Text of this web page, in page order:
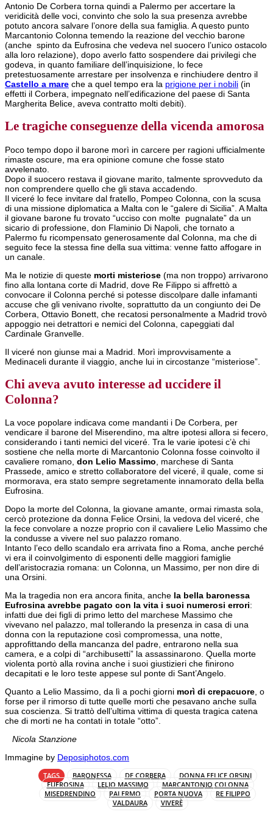
Antonio De Corbera torna quindi a Palermo per accertare la
veridicità delle voci, convinto che solo la sua presenza avrebbe
potuto ancora salvare l’onore della sua famiglia. A questo punto
Marcantonio Colonna temendo la reazione del vecchio barone
(anche spinto da Eufrosina che vedeva nel suocero l’unico ostacolo
alla loro relazione), dopo averlo fatto sospendere dai privilegi che
godeva, in quanto familiare dell’inquisizione, lo fece
pretestuosamente arrestare per insolvenza e rinchiudere dentro il
Castello a mare che a quel tempo era la prigione per i nobili (in
effetti il Corbera, impegnato nell’edificazione del paese di Santa
Margherita Belice, aveva contratto molti debiti).
Le tragiche conseguenze della vicenda amorosa
Poco tempo dopo il barone morì in carcere per ragioni ufficialmente
rimaste oscure, ma era opinione comune che fosse stato
avvelenato.
Dopo il suocero restava il giovane marito, talmente sprovveduto da
non comprendere quello che gli stava accadendo.
Il viceré lo fece invitare dal fratello, Pompeo Colonna, con la scusa
di una missione diplomatica a Malta con le “galere di Sicilia”. A Malta
il giovane barone fu trovato “ucciso con molte pugnalate” da un
sicario di professione, don Flaminio Di Napoli, che tornato a
Palermo fu ricompensato generosamente dal Colonna, ma che di
seguito fece la stessa fine della sua vittima: venne fatto affogare in
un canale.
Ma le notizie di queste morti misteriose (ma non troppo) arrivarono
fino alla lontana corte di Madrid, dove Re Filippo si affrettò a
convocare il Colonna perché si potesse discolpare dalle infamanti
accuse che gli venivano rivolte, soprattutto da un congiunto dei De
Corbera, Ottavio Bonett, che recatosi personalmente a Madrid trovò
appoggio nei detrattori e nemici del Colonna, capeggiati dal
Cardinale Granvelle.
Il viceré non giunse mai a Madrid. Morì improvvisamente a
Medinaceli durante il viaggio, anche lui in circostanze “misteriose”.
Chi aveva avuto interesse ad uccidere il
Colonna?
La voce popolare indicava come mandanti i De Corbera, per
vendicare il barone del Miserendino, ma altre ipotesi allora si fecero,
considerando i tanti nemici del viceré. Tra le varie ipotesi c’è chi
sostiene che nella morte di Marcantonio Colonna fosse coinvolto il
cavaliere romano, don Lelio Massimo, marchese di Santa
Prassede, amico e stretto collaboratore del viceré, il quale, come si
mormorava, era stato sempre segretamente innamorato della bella
Eufrosina.
Dopo la morte del Colonna, la giovane amante, ormai rimasta sola,
cercò protezione da donna Felice Orsini, la vedova del viceré, che
la fece convolare a nozze proprio con il cavaliere Lelio Massimo che
la condusse a vivere nel suo palazzo romano.
Intanto l’eco dello scandalo era arrivata fino a Roma, anche perché
vi era il coinvolgimento di esponenti delle maggiori famiglie
dell’aristocrazia romana: un Colonna, un Massimo, per non dire di
una Orsini.
Ma la tragedia non era ancora finita, anche la bella baronessa
Eufrosina avrebbe pagato con la vita i suoi numerosi errori:
infatti due dei figli di primo letto del marchese Massimo che
vivevano nel palazzo, mal tollerando la presenza in casa di una
donna con la reputazione così compromessa, una notte,
approfittando della mancanza del padre, entrarono nella sua
camera, e a colpi di “archibusetti” la assassinarono. Quella morte
violenta portò alla rovina anche i suoi giustizieri che finirono
decapitati e le loro teste appese sul ponte di Sant’Angelo.
Quanto a Lelio Massimo, da lì a pochi giorni morì di crepacuore, o
forse per il rimorso di tutte quelle morti che pesavano anche sulla
sua coscienza. Si trattò dell’ultima vittima di questa tragica catena
che di morti ne ha contati in totale “otto”.
Nicola Stanzione
Immagine by Deposiphotos.com
TAGS BARONESSA DE CORBERA
DONNA FELICE ORSINI
EUFROSINA
LELIO MASSIMO
MARCANTONIO COLONNA
MISEDRENDINO
PALERMO PORTA NUOVA
RE FILIPPO
VALDAURA
VIVERÈ